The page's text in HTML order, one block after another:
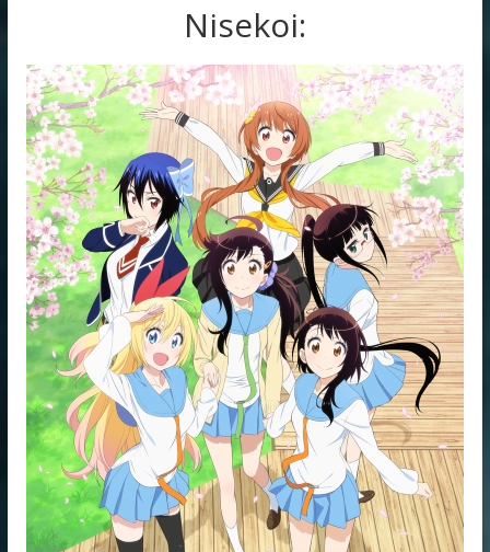
Nisekoi: